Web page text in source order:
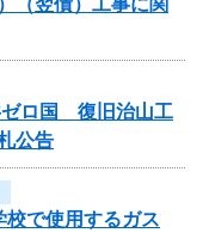
ゼロ国 復旧治山工
公告
で使用するガス